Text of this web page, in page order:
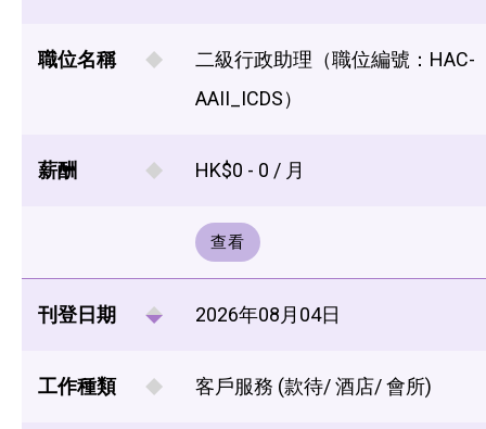
職位名稱
二級行政助理（職位編號：HAC-
AAII_ICDS）
薪酬 HK$0 - 0 / 月
查看
刊登日期 2026年08月04日
工作種類 客戶服務 (款待/ 酒店/ 會所)